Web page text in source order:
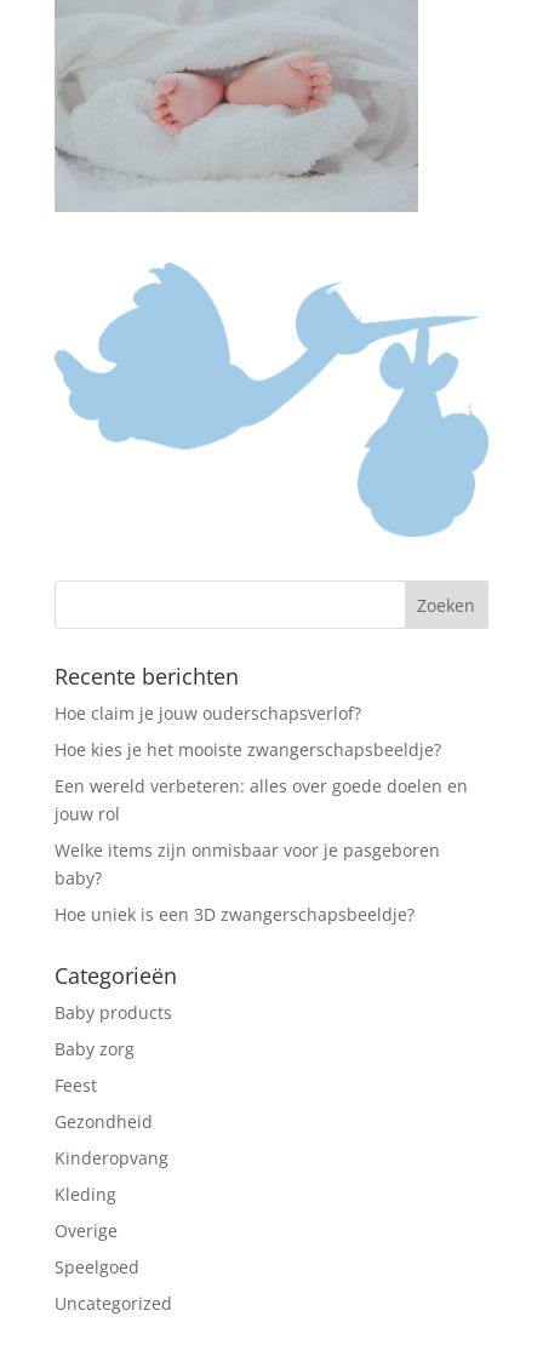
Recente berichten
Hoe claim je jouw ouderschapsverlof?
Hoe kies je het mooiste zwangerschapsbeeldje?
Een wereld verbeteren: alles over goede doelen en
jouw rol
Welke items zijn onmisbaar voor je pasgeboren
baby?
Hoe uniek is een 3D zwangerschapsbeeldje?
Categorieën
Baby products
Baby zorg
Feest
Gezondheid
Kinderopvang
Kleding
Overige
Speelgoed
Uncategorized